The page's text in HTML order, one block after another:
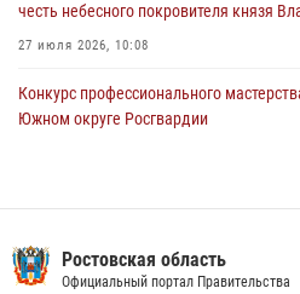
честь небесного покровителя князя
27 июля 2026, 10:08
Конкурс профессионального
Южном округе Росгвардии
продажи
13 июля 2026, 10:22
Ростовская область
Официальный портал Правительства